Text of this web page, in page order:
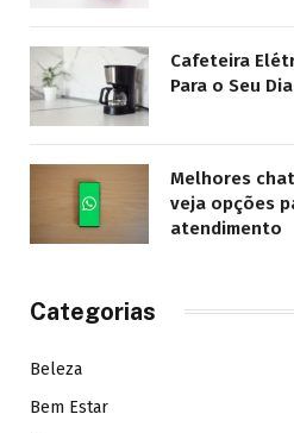
Cafeteira
Para o Seu Dia
Melhores
veja opções
atendimento
Categorias
Beleza
Bem Estar